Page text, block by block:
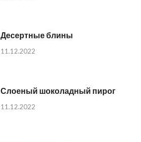
Десертные блины
11.12.2022
Слоеный шоколадный пирог
11.12.2022